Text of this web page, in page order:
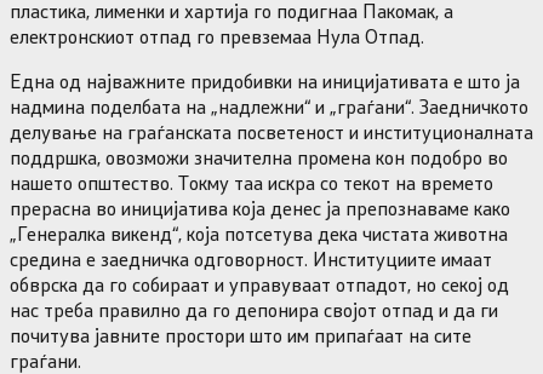
пластика, лименки и хартија го подигнаа Пакомак, а
електронскиот отпад го превземаа Нула Отпад.
Една од најважните придобивки на иницијативата е што ја
надмина поделбата на „надлежни“ и „граѓани“. Заедничкото
делување на граѓанската посветеност и институционалната
поддршка, овозможи значителна промена кон подобро во
нашето општество. Токму таа искра со текот на времето
прерасна во иницијатива која денес ја препознаваме како
„Генералка викенд“, која потсетува дека чистата животна
средина е заедничка одговорност. Институциите имаат
обврска да го собираат и управуваат отпадот, но секој од
нас треба правилно да го депонира својот отпад и да ги
почитува јавните простори што им припаѓаат на сите
граѓани.